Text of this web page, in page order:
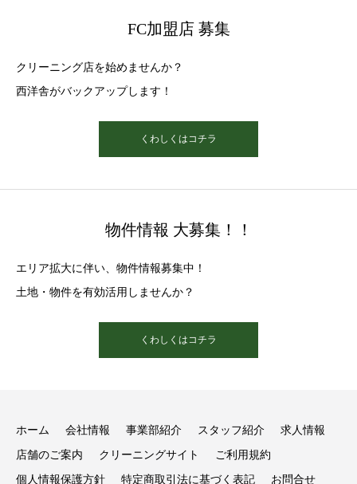
FC加盟店 募集
クリーニング店を始めませんか？
西洋舎がバックアップします！
くわしくはコチラ
物件情報 大募集！！
エリア拡大に伴い、物件情報募集中！
土地・物件を有効活用しませんか？
くわしくはコチラ
ホーム 会社情報 事業部紹介 スタッフ紹介
求人情報
店舗のご案内
クリーニングサイト
ご利用規約
個人情報保護方針
特定商取引法に基づく表記 お問合せ